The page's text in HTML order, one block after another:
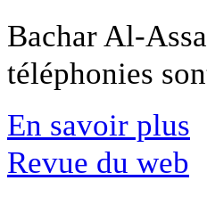
Bachar Al-
téléphonies
En savoir plus
Revue du web